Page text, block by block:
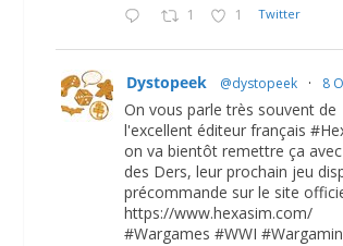
1 1 Twitter
Dystopeek @dystopeek · 8
On vous parle très souvent de
l'excellent éditeur français
on va bientôt remettre ça
des Ders, leur prochain jeu
précommande sur le site
https://www.hexasim.com/
#Wargames #WWI